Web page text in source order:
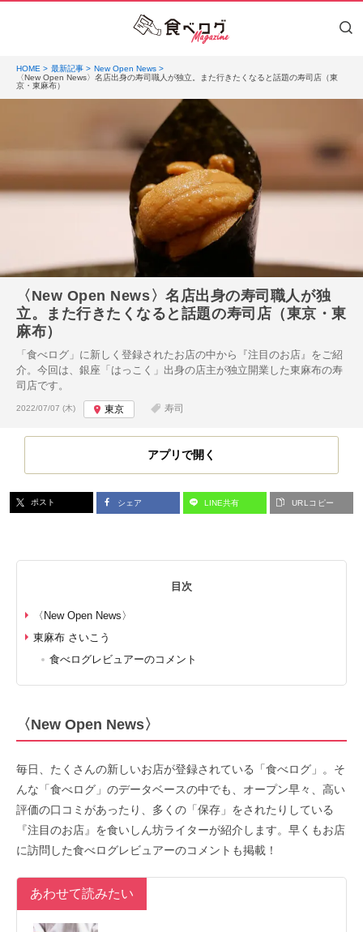
HOME 最新記事
New Open News
〈New Open News〉名店出身の寿司職人が独立。また行きたくなると話題の寿司店（東
京・東麻布）
〈New Open News〉名店出身の寿司職人が独
立。また行きたくなると話題の寿司店（東京・東
麻布）
「食べログ」に新しく登録されたお店の中から『注目のお店』をご紹
介。今回は、銀座「はっこく」出身の店主が独立開業した東麻布の寿
司店です。
投稿日:
2022/07/07 (木) 東京 寿司
アプリで開く
ポスト シェア LINE共有 URLコピー
目次
〈New Open News〉
東麻布 さいこう
食べログレビュアーのコメント
〈New Open News〉
毎日、たくさんの新しいお店が登録されている「食べログ」。そ
んな「食べログ」のデータベースの中でも、オープン早々、高い
評価の口コミがあったり、多くの「保存」をされたりしている
『注目のお店』を食いしん坊ライターが紹介します。早くもお店
に訪問した食べログレビュアーのコメントも掲載！
あわせて読みたい